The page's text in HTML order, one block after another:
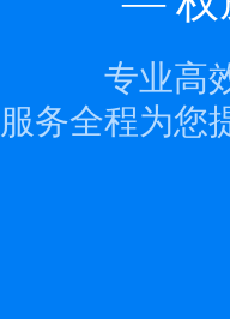
专业高
服务全程为您